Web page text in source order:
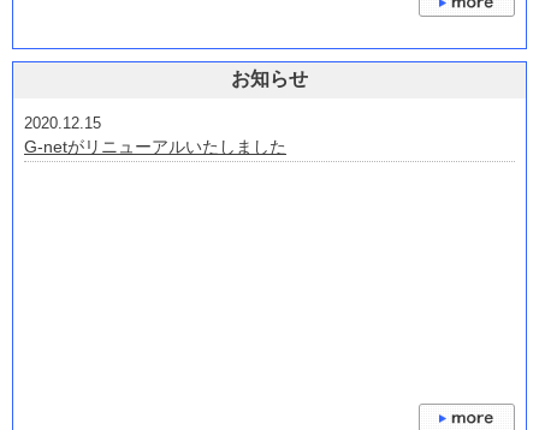
2026.07.24
下取機種 三洋・サンスリー
2026.07.22
下取り機種一覧(ぱちんこ） 三共・ビスティ・ジェイビー
お知らせ
2020.12.15
G-netがリニューアルいたしました